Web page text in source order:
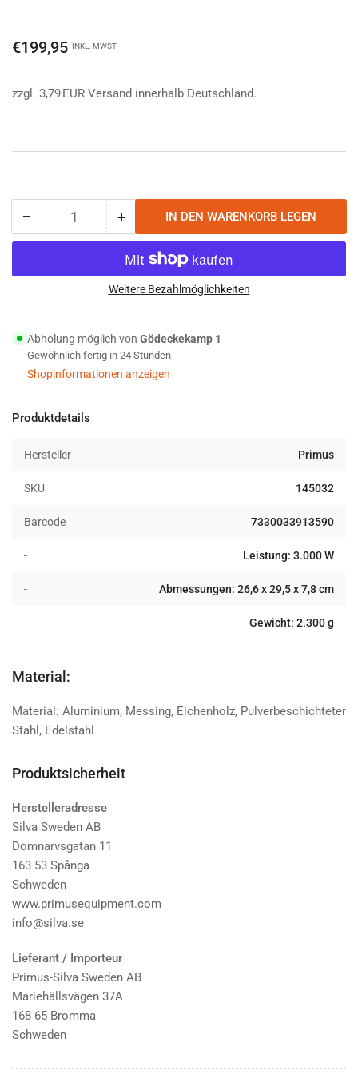
Normaler
€199,95 INKL. MWST
zzgl. 3,79 EUR Versand innerhalb Deutschland.
− Menge
reduzieren
Primus
Anzahl +Menge
erhöhen
für
Primus
Moja
IN DEN WARENKORB LEGEN
Weitere Bezahlmöglichkeiten
Abholung möglich von Gödeckekamp 1
Gewöhnlich fertig in 24 Stunden
Shopinformationen anzeigen
Produktdetails
Hersteller Primus
SKU 145032
Barcode 7330033913590
- Leistung: 3.000 W
- Abmessungen: 26,6 x 29,5 x 7,8 cm
- Gewicht: 2.300 g
Material:
Material: Aluminium, Messing, Eichenholz, Pulverbeschichteter
Stahl, Edelstahl
Produktsicherheit
Herstelleradresse
Silva Sweden AB
Domnarvsgatan 11
163 53 Spånga
Schweden
www.primusequipment.com
info@silva.se
Lieferant / Importeur
Primus-Silva Sweden AB
Mariehällsvägen 37A
168 65 Bromma
Schweden